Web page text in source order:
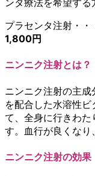
ンタ療法を希望する
プラセンタ注射・
1,800円
ニンニク注射とは？
ニンニク注射の主成
を配合した水溶性
て、全身に行きわた
す。血行が良くなり
ニンニク注射の効果